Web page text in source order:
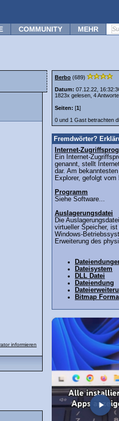
COMMUNITY MEHR
informieren
Berbo (689)
Datum: 07.12.22,
1823x gelesen, 4
Seiten: [1]
0 und 1 Gast betrachten
Fremdwörter?
Internet-
Ein Internet-
genannt, stellt
dar. Am
Explorer, gefolgt vom
Programm
Siehe Software...
Auslagerungsdatei
Die
virtueller Speicher,
Windows-
Erweiterung des
Dateisystem
DLL Datei
Dateiendung
Bitmap